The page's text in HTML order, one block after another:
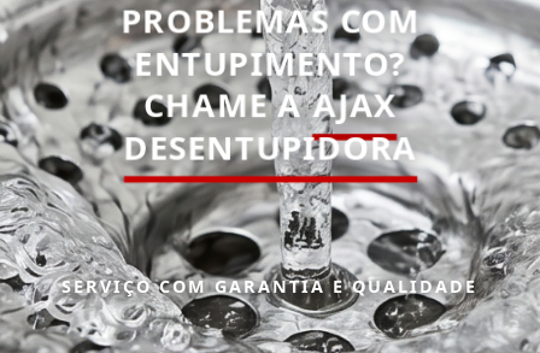
PROBLEMAS COM
ENTUPIMENTO?
CHAME AAJAX
DESENTUPIDORA
SERVIÇO COM GARANTIA E QUALIDADE